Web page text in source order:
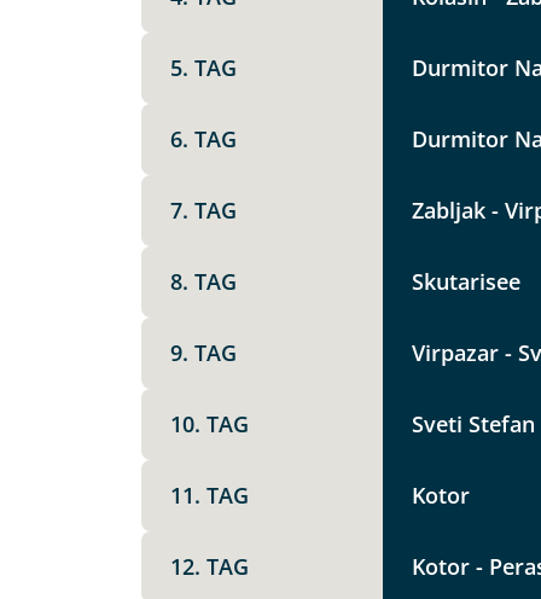
Telegram
Link kopieren
5. TAG Durmitor
6. TAG Durmitor
7. TAG Zabljak -
8. TAG Skutarisee
9. TAG Virpazar -
10. TAG Sveti
11. TAG Kotor
12. TAG Kotor -
Weitere Informationen
Die Anfrage wird via SSL